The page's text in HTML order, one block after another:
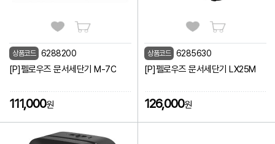
상품코드 6288200
[P]펠로우즈 문서세단기 M-7C
111,000원
상품코드 6285630
[P]펠로우즈 문서세단기 LX25M
126,000원